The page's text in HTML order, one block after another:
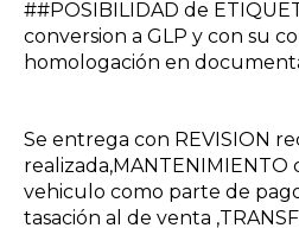
##POSIBILIDAD de
conversion a GLP y con su
homologación en
Se entrega con REVISION
realizada,MANTENIMIENTO
vehiculo como parte de
tasación al de venta